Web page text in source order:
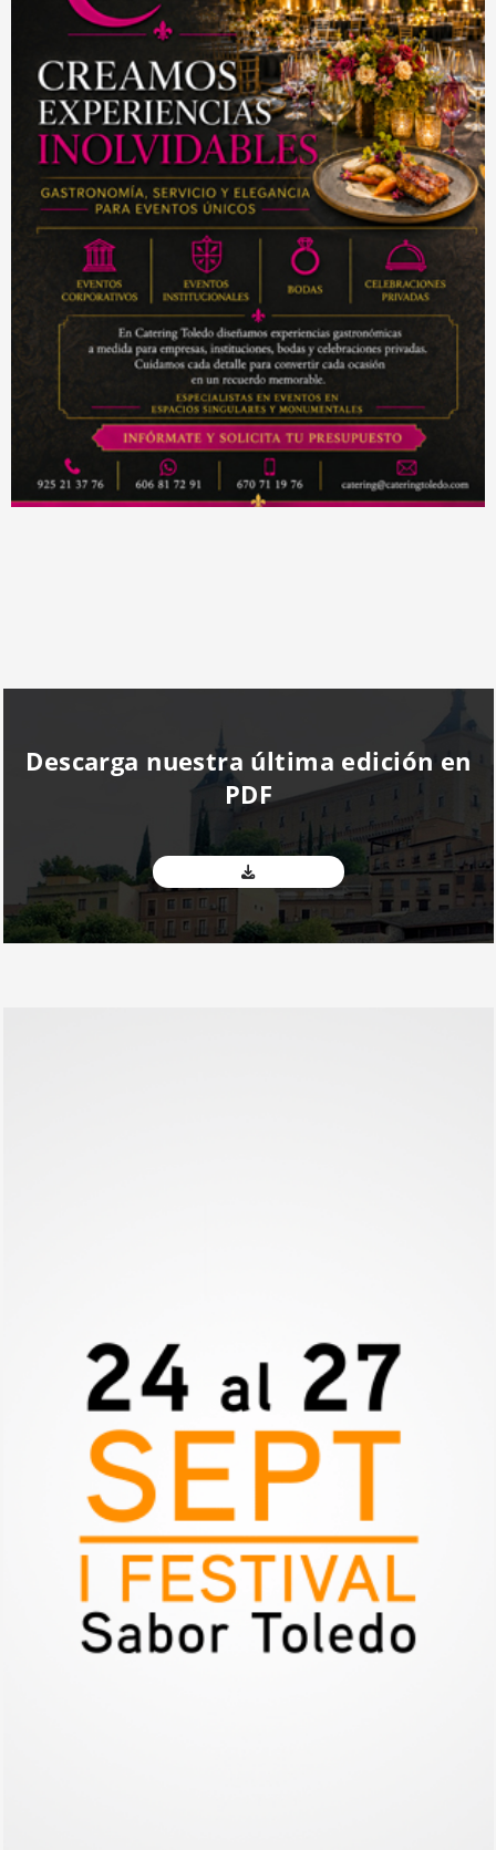
Descarga nuestra última edición en
PDF